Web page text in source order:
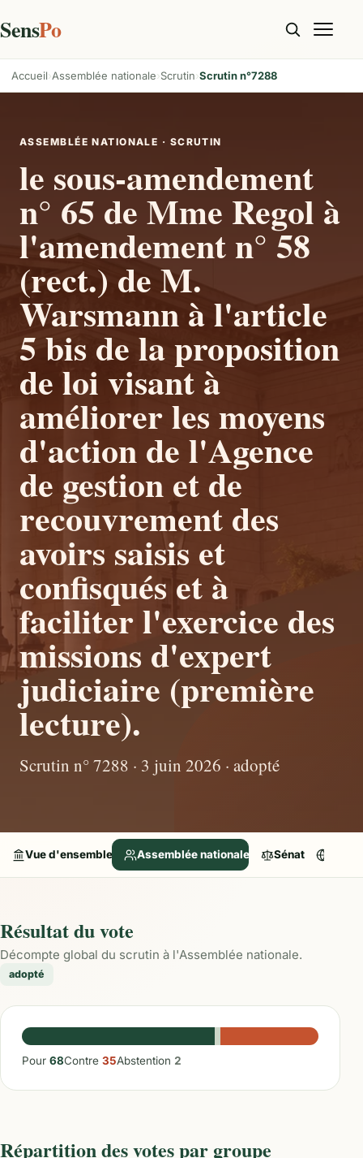
SensPo
Accueil Assemblée nationale Scrutin Scrutin n°7288
ASSEMBLÉE NATIONALE · SCRUTIN
le sous-amendement
n° 65 de Mme Regol à
l'amendement n° 58
(rect.) de M.
Warsmann à l'article
5 bis de la proposition
de loi visant à
améliorer les moyens
d'action de l'Agence
de gestion et de
recouvrement des
avoirs saisis et
confisqués et à
faciliter l'exercice des
missions d'expert
judiciaire (première
lecture).
Scrutin n° 7288 · 3 juin 2026 · adopté
Vue d'ensemble Assemblée nationale Sénat
Résultat du vote
Décompte global du scrutin à l'Assemblée nationale.
adopté
Pour 68Contre 35Abstention 2
Répartition des votes par groupe